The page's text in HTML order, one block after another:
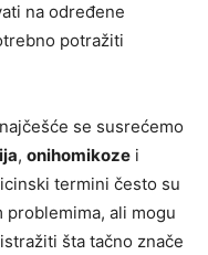
na određene
potražiti
se susrećemo
, onihomikoze i
termini često su
ali mogu
šta tačno znače